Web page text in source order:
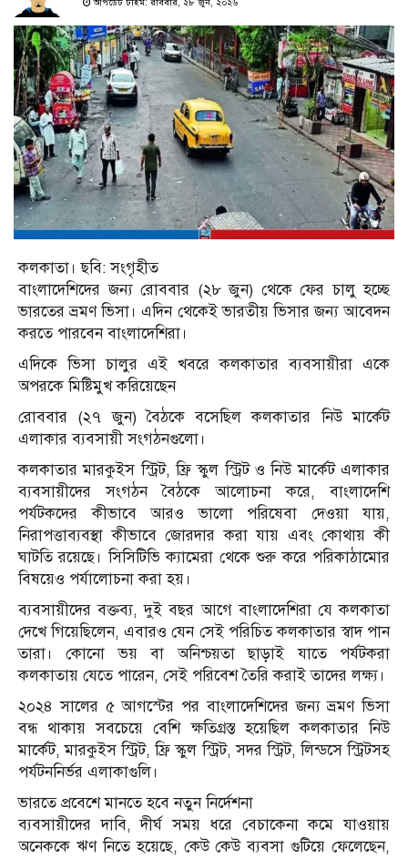
আপডেট টাইম: রবিবার, ২৮ জুন, ২০২৬
কলকাতা। ছবি: সংগৃহীত
বাংলাদেশিদের জন্য রোববার (২৮ জুন) থেকে ফের চালু হচ্ছে
ভারতের ভ্রমণ ভিসা। এদিন থেকেই ভারতীয় ভিসার জন্য আবেদন
করতে পারবেন বাংলাদেশিরা।
এদিকে ভিসা চালুর এই খবরে কলকাতার ব্যবসায়ীরা একে
অপরকে মিষ্টিমুখ করিয়েছেন
রোববার (২৭ জুন) বৈঠকে বসেছিল কলকাতার নিউ মার্কেট
এলাকার ব্যবসায়ী সংগঠনগুলো।
কলকাতার মারকুইস স্ট্রিট, ফ্রি স্কুল স্ট্রিট ও নিউ মার্কেট এলাকার
ব্যবসায়ীদের সংগঠন বৈঠকে আলোচনা করে, বাংলাদেশি
পর্যটকদের কীভাবে আরও ভালো পরিষেবা দেওয়া যায়,
নিরাপত্তাব্যবস্থা কীভাবে জোরদার করা যায় এবং কোথায় কী
ঘাটতি রয়েছে। সিসিটিভি ক্যামেরা থেকে শুরু করে পরিকাঠামোর
বিষয়েও পর্যালোচনা করা হয়।
ব্যবসায়ীদের বক্তব্য, দুই বছর আগে বাংলাদেশিরা যে কলকাতা
দেখে গিয়েছিলেন, এবারও যেন সেই পরিচিত কলকাতার স্বাদ পান
তারা। কোনো ভয় বা অনিশ্চয়তা ছাড়াই যাতে পর্যটকরা
কলকাতায় যেতে পারেন, সেই পরিবেশ তৈরি করাই তাদের লক্ষ্য।
২০২৪ সালের ৫ আগস্টের পর বাংলাদেশিদের জন্য ভ্রমণ ভিসা
বন্ধ থাকায় সবচেয়ে বেশি ক্ষতিগ্রস্ত হয়েছিল কলকাতার নিউ
মার্কেট, মারকুইস স্ট্রিট, ফ্রি স্কুল স্ট্রিট, সদর স্ট্রিট, লিন্ডসে স্ট্রিটসহ
পর্যটননির্ভর এলাকাগুলি।
ভারতে প্রবেশে মানতে হবে নতুন নির্দেশনা
ব্যবসায়ীদের দাবি, দীর্ঘ সময় ধরে বেচাকেনা কমে যাওয়ায়
অনেককে ঋণ নিতে হয়েছে, কেউ কেউ ব্যবসা গুটিয়ে ফেলেছেন,